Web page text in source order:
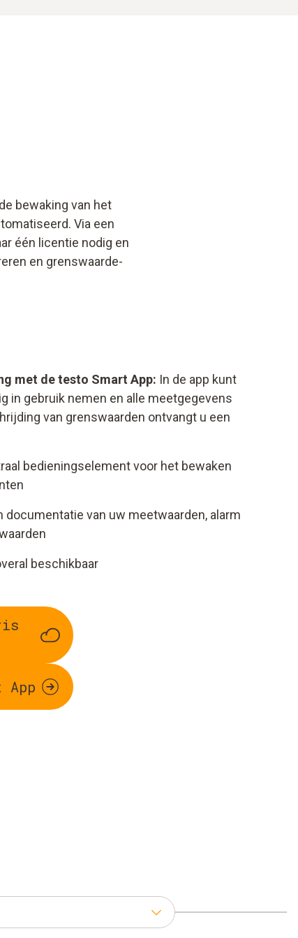
bewaking van het
Via een
één licentie nodig en
en grenswaarde-
met de testo Smart App: In de app kunt
in gebruik nemen en alle meetgegevens
van grenswaarden ontvangt u een
bedieningselement voor het bewaken
van uw meetwaarden, alarm
beschikbaar
App